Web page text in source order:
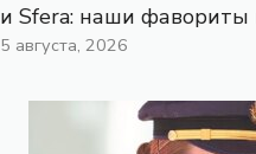
и Sfera: наши фавориты
5 августа, 2026